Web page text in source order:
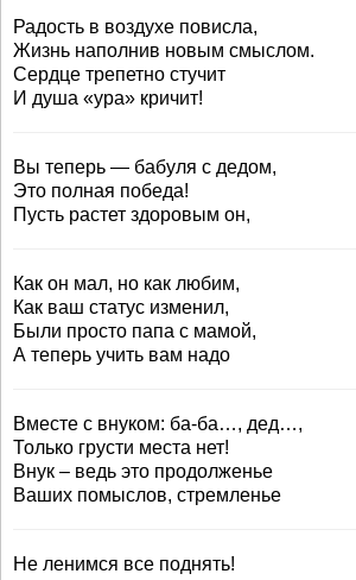
Радость в воздухе повисла,
Жизнь наполнив новым смыслом.
Сердце трепетно стучит
И душа «ура» кричит!
Вы теперь — бабуля с дедом,
Это полная победа!
Пусть растет здоровым он,
Как он мал, но как любим,
Как ваш статус изменил,
Были просто папа с мамой,
А теперь учить вам надо
Вместе с внуком: ба-ба…, дед…,
Только грусти места нет!
Внук – ведь это продолженье
Ваших помыслов, стремленье
Не ленимся все поднять!